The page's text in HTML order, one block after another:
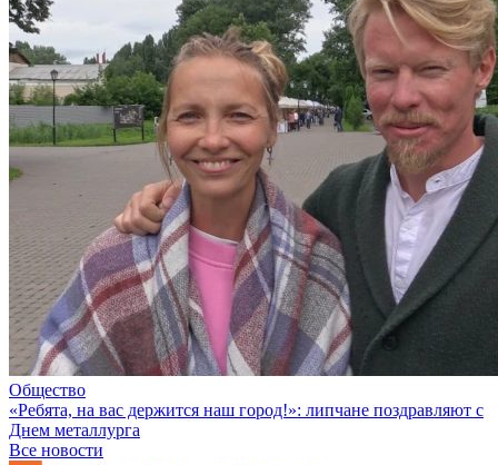
Общество
«Ребята, на вас держится наш город!»: липчане поздравляют с
Днем металлурга
Все новости